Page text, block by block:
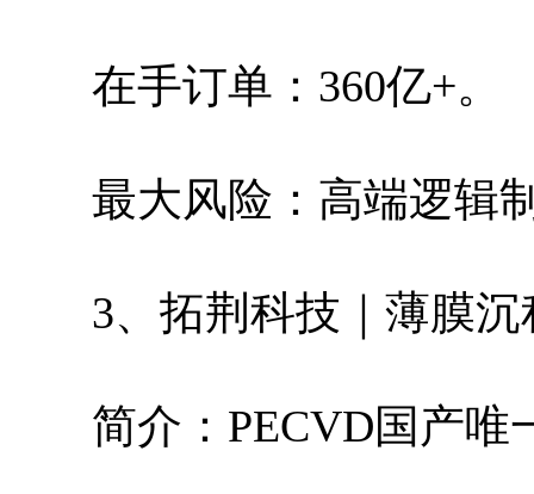
在手订单：360亿+。
最大风险：高端逻辑
3、拓荆科技｜薄膜
简介：PECVD国产